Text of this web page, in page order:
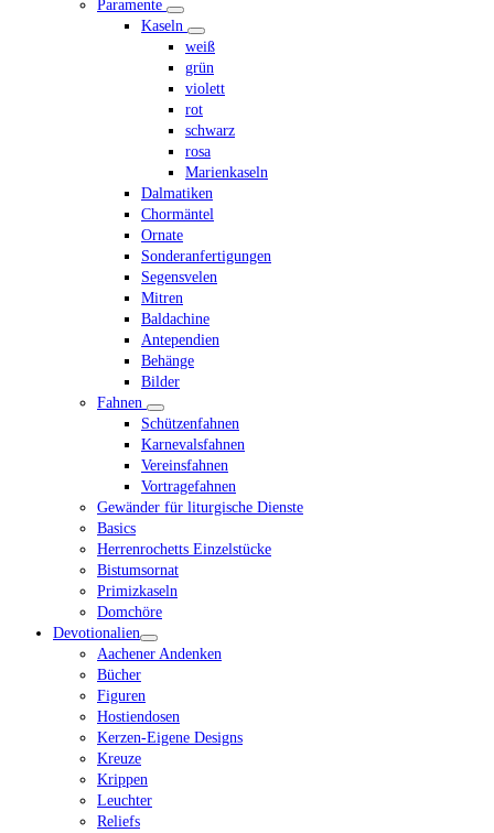
Paramente
Kaseln
weiß
grün
violett
rot
schwarz
rosa
Marienkaseln
Dalmatiken
Chormäntel
Ornate
Sonderanfertigungen
Segensvelen
Mitren
Baldachine
Antependien
Behänge
Bilder
Fahnen
Schützenfahnen
Karnevalsfahnen
Vereinsfahnen
Vortragefahnen
Gewänder für liturgische Dienste
Basics
Herrenrochetts Einzelstücke
Bistumsornat
Primizkaseln
Domchöre
Devotionalien
Aachener Andenken
Bücher
Figuren
Hostiendosen
Kerzen-Eigene Designs
Kreuze
Krippen
Leuchter
Reliefs